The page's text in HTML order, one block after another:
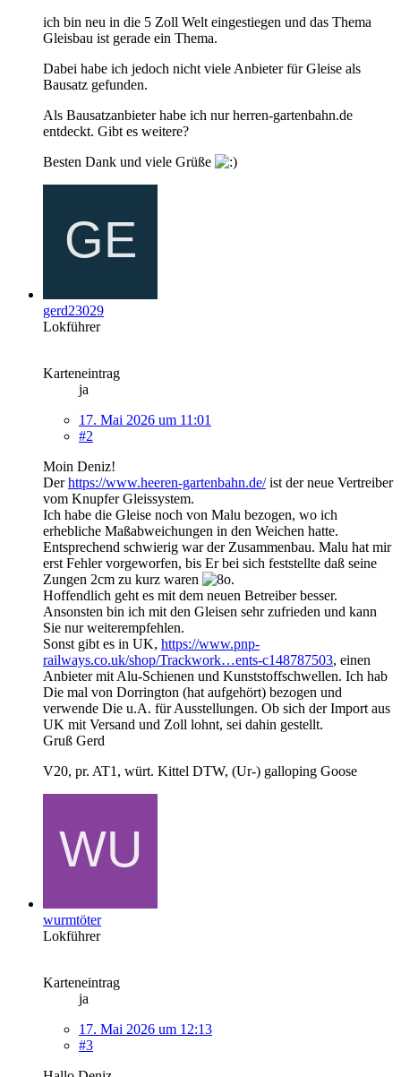
ich bin neu in die 5 Zoll Welt eingestiegen und das Thema
Gleisbau ist gerade ein Thema.
Dabei habe ich jedoch nicht viele Anbieter für Gleise als
Bausatz gefunden.
Als Bausatzanbieter habe ich nur herren-gartenbahn.de
entdeckt. Gibt es weitere?
Besten Dank und viele Grüße
gerd23029
Lokführer
Karteneintrag
ja
17. Mai 2026 um 11:01
#2
Moin Deniz!
Derhttps://www.heeren-gartenbahn.de/ist der neue Vertreiber
vom Knupfer Gleissystem.
Ich habe die Gleise noch von Malu bezogen, wo ich
erhebliche Maßabweichungen in den Weichen hatte.
Entsprechend schwierig war der Zusammenbau. Malu hat mir
erst Fehler vorgeworfen, bis Er bei sich feststellte daß seine
Zungen 2cm zu kurz waren
.
Hoffendlich geht es mit dem neuen Betreiber besser.
Ansonsten bin ich mit den Gleisen sehr zufrieden und kann
Sie nur weiterempfehlen.
Sonst gibt es in UK, https://www.pnp-
railways.co.uk/shop/Trackwork…ents-c148787503, einen
Anbieter mit Alu-Schienen und Kunststoffschwellen. Ich hab
Die mal von Dorrington (hat aufgehört) bezogen und
verwende Die u.A. für Ausstellungen. Ob sich der Import aus
UK mit Versand und Zoll lohnt, sei dahin gestellt.
Gruß Gerd
V20, pr. AT1, würt. Kittel DTW, (Ur-) galloping Goose
wurmtöter
Lokführer
Karteneintrag
ja
17. Mai 2026 um 12:13
#3